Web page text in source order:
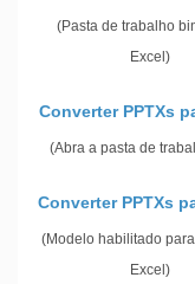
(Pasta de trabalho
Excel)
Converter PPTXs
(Abra a pasta de
Converter PPTXs
(Modelo habilitado
Excel)